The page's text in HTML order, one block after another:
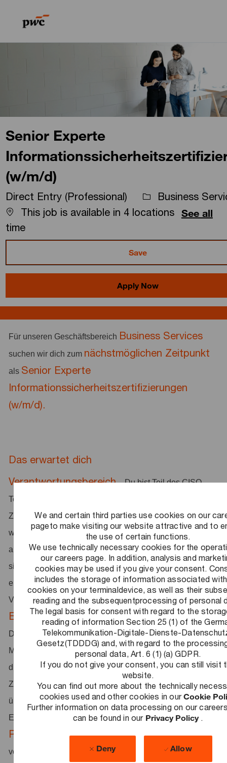
We and certain third parties use cookies on our
pageto make visiting our website attractive and to
the use of certain functions.
We use technically necessary cookies for the
our careers page. In addition, analysis and
cookies may be used if you give your consent.
includes the storage of information associated
cookies on your terminaldevice, as well as their
reading and the subsequentprocessing of personal
The legal basis for consent with regard to the
reading of information Section 25 (1) of the
Telekommunikation-Digitale-Dienste-
Gesetz(TDDDG) and, with regard to the
personal data, Art. 6 (1) (a) GDPR.
If you do not give your consent, you can still visit
website.
You can find out more about the technically
cookies used and other cookies in ourCookie
Further information on data processing on our
can be found in our Privacy Policy .
Deny Allow
Senior Experte
(w/m/d)
Direct Entry (Professional)
Business
This job is available in 4 locations See all
time
Save
Apply Now
Für unseren Geschäftsbereich Business Services
suchen wir dich zum nächstmöglichen Zeitpunkt
als Senior Experte
Informationssicherheitszertifizierungen
(w/m/d).
Das erwartet dich
Verantwortungsbereich– Du bist Teil des CISO
Teams und planst, steuerst sowie entwickelst das
Zertifizierungs-Framework für Informationssicherheit
weiter (z.B. ISO 27001 und TISAX). Darüber hinaus
analysierst du bestehende Prozesse und Systeme, um
sicherzustellen, dass sie den Zertifizierungsanforderungen
entsprechen, und leitest daraus
Verbesserungsmaßnahmen ab.
Entwicklung – Du verantwortest die Entwicklung und
Durchführung von Schulungen sowie Awareness-
Maßnahmen zu ISO 27001 und TISAX. Zusätzlich erstellst
du Berichte, Status- und Managementpräsentationen zu
Zertifizierungsständen und Zertifizierungsrisiken und
überwachst regulatorische sowie normative
Entwicklungen.
Projekte
– Du koordinierst alle Zertifizierungsprojekte
vom Audit-Vorbereitungsprozess bis zur Nachbereitung